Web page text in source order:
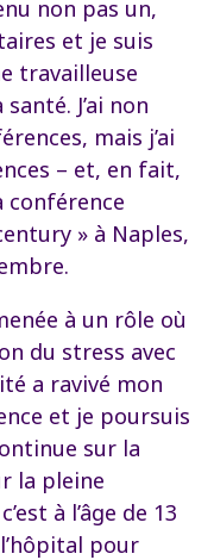
non pas un,
et je suis
travailleuse
J’ai non
mais j’ai
– et, en fait,
conférence
» à Naples,
à un rôle où
du stress avec
a ravivé mon
et je poursuis
sur la
la pleine
à l’âge de 13
pour